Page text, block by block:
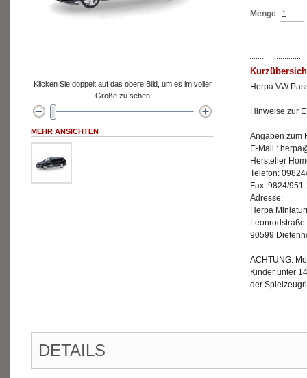
Menge
Herpa VW
Hinweise zur
Angaben zum
E-Mail :
Hersteller
Telefon:
Fax: 9824/
Adresse:
Herpa
90599
ACHTUNG:
Kinder unter
der
Klicken Sie doppelt auf das obere Bild, um es im voller
Größe zu sehen
MEHR ANSICHTEN
DETAILS